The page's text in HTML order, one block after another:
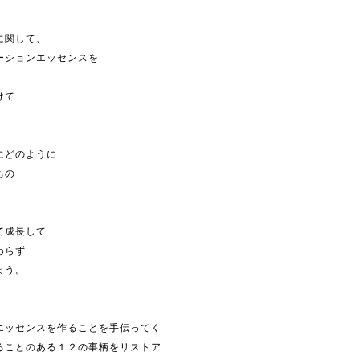
して、
ョンエッセンスを
て
どのように
の
成長して
らず
。
センスを作ることを手伝ってく
とのある１２の事柄をリストア